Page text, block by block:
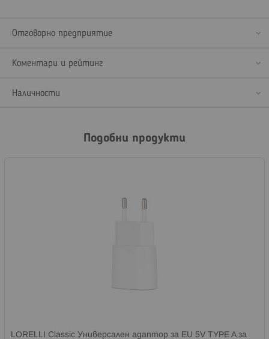
Отговорно предприятие
Коментари и рейтинг
Наличности
Подобни продукти
LORELLI Classic Универсален адаптор за EU 5V TYPE A за